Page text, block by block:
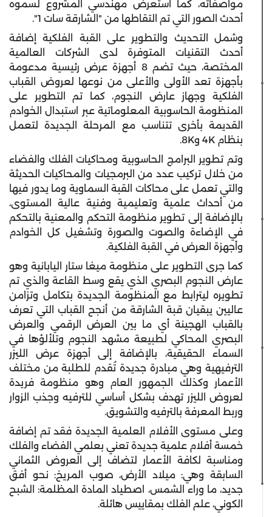
مواصفاته، كما استعرض مهندسي المشروع لسموه
أحدث الصور التي تم التقاطها من "الشارقة سات 1".
وشمل التحديث والتطوير على القبة الفلكية إضافة
أحدث التقنيات المتوفرة لدى الشركات العالمية
المختصة، حيث تضم 8 أجهزة عرض رئيسية مدعومة
بأجهزة تعد الأولى والأعلى من نوعها لعروض القباب
الفلكية وجهاز عارض النجوم، كما تم التطوير على
المنظومة الحاسوبية المعلوماتية عبر استبدال الخوادم
القديمة بأخرى تتناسب مع المرحلة الجديدة لتعمل
بنظام 4K و8K.
وتم تطوير البرامج الحاسوبية ومحاكيات الفلك والفضاء
من خلال تركيب عدد من البرمجيات والمحاكيات الحديثة
والتي تعمل على محاكات القبة السماوية وما يدور فيها
من أحداث علمية وتعليمية وفنية عالية المستوى،
بالإضافة إلى تطوير منظومة التحكم والمعنية بالتحكم
في الإضاءة والصوت والصورة وتشغيل كل الخوادم
وأجهزة العرض في القبة الفلكية.
كما جرى التطوير على منظومة ميغا ستار اليابانية وهو
عارض النجوم البصري الذي يقع وسط القاعة والذي تم
تطويره ليترابط مع المنظومة الجديدة بتكامل وتزامن
عاليين يبقيان قبة الشارقة من أنجح القباب التي تعرف
بالقباب الهجينة أي ما بين العرض الرقمي والعرض
البصري المحاكي لطبيعة مشهد النجوم وتلألؤها في
السماء الحقيقية، بالإضافة إلى أجهزة عرض الليزر
الترفيهية وهي مبادرة جديدة تُقدم للطلبة من مختلف
الأعمار وكذلك الجمهور العام وهو منظومة فريدة
لعروض الليزر تهدف بشكل أساسي للترفيه وجذب الزوار
وربط المعرفة بالترفيه والتشويق.
وعلى مستوى الأفلام العلمية الجديدة فقد تم إضافة
خمسة أفلام علمية جديدة تعني بعلمي الفضاء والفلك
ومناسبة لكافة الأعمار لتضاف إلى العروض الثماني
السابقة وهي: ميلاد الأرض، صوب المريخ: نحو أفق
جديد، ما وراء الشمس، اصطياد المادة المظلمة: الشبح
الكوني، علم الفلك بمقاييس هائلة.